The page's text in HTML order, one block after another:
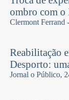
ombro com o
Clermont Ferrand
Reabilitação
Desporto:
Jornal o Público,